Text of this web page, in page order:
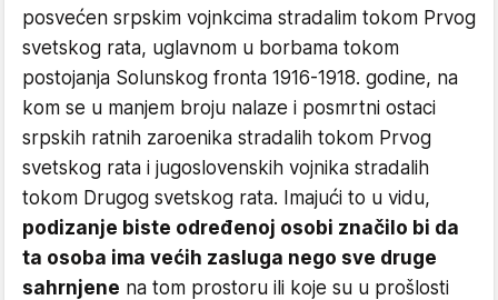
posvećen srpskim vojnkcima stradalim tokom Prvog
svetskog rata, uglavnom u borbama tokom
postojanja Solunskog fronta 1916-1918. godine, na
kom se u manjem broju nalaze i posmrtni ostaci
srpskih ratnih zaroenika stradalih tokom Prvog
svetskog rata i jugoslovenskih vojnika stradalih
tokom Drugog svetskog rata. Imajući to u vidu,
podizanje biste određenoj osobi značilo bi da
ta osoba ima većih zasluga nego sve druge
sahrnjene na tom prostoru ili koje su u prošlosti